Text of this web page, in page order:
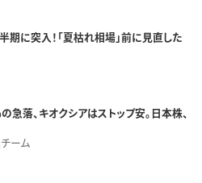
期に突入！「夏枯れ相場」前に見直した
急落、キオクシアはストップ安。日本株、
ーム